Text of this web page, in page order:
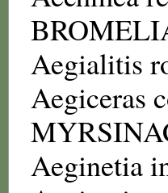
Aegialitis
Aegiceras
Aeginetia